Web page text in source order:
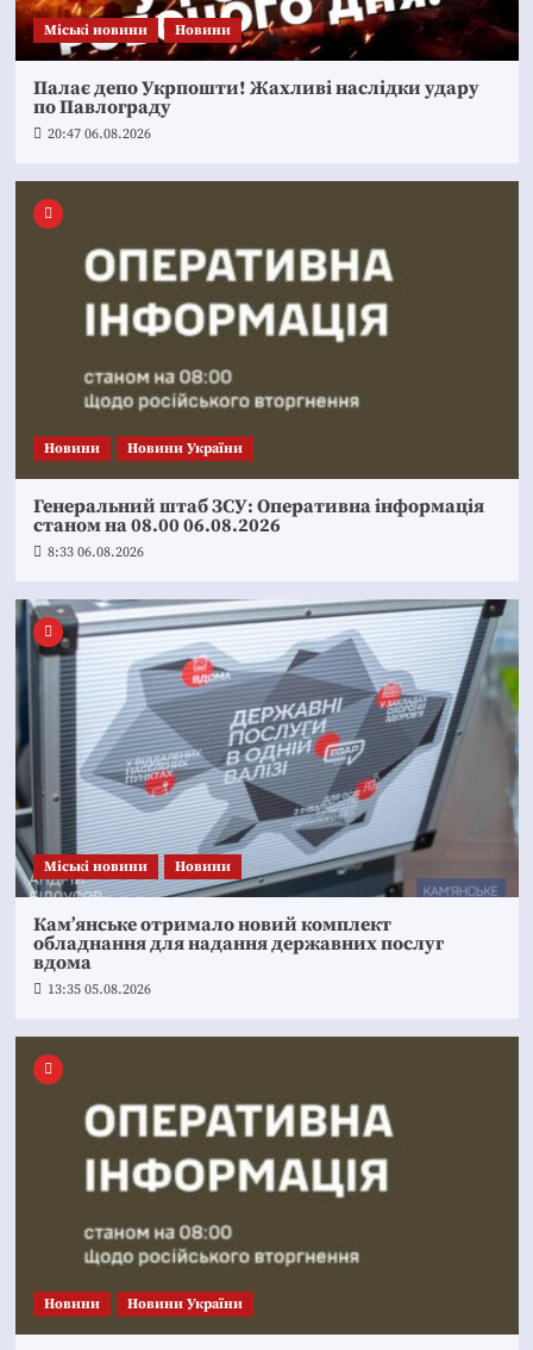
Mіські новини Новини
Палає депо Укрпошти! Жахливі наслідки удару
по Павлограду
20:47 06.08.2026
Новини Новини України
Генеральний штаб ЗСУ: Оперативна інформація
станом на 08.00 06.08.2026
8:33 06.08.2026
Mіські новини Новини
Кам’янське отримало новий комплект
обладнання для надання державних послуг
вдома
13:35 05.08.2026
Новини Новини України